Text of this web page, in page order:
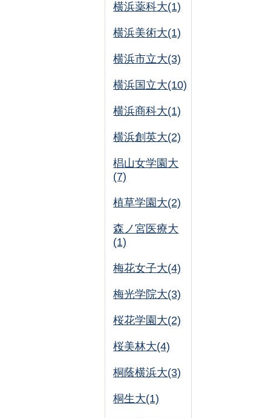
横浜薬科大(1)
横浜美術大(1)
横浜市立大(3)
横浜国立大(10)
横浜商科大(1)
横浜創英大(2)
椙山女学園大
(7)
植草学園大(2)
森ノ宮医療大
(1)
梅花女子大(4)
梅光学院大(3)
桜花学園大(2)
桜美林大(4)
桐蔭横浜大(3)
桐生大(1)